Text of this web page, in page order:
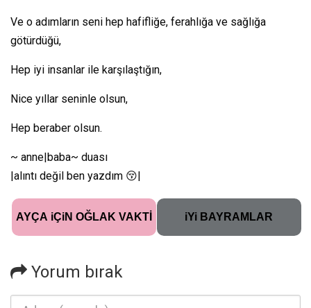
Ve o adımların seni hep hafifliğe, ferahlığa ve sağlığa
götürdüğü,
Hep iyi insanlar ile karşılaştığın,
Nice yıllar seninle olsun,
Hep beraber olsun.
~ anne|baba~ duası
|alıntı değil ben yazdım 😚|
AYÇA iÇiN OĞLAK VAKTİ iYi BAYRAMLAR
Yorum bırak